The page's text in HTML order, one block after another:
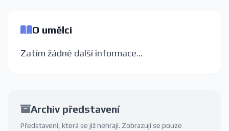
O umělci
Zatím žádné další informace...
Archiv představení
Představení, která se již nehrají. Zobrazují se pouze